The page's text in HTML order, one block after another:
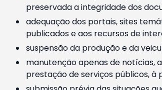
preservada a integridade dos
adequação dos portais, sites
publicados e aos recursos de
suspensão da produção e da
manutenção apenas de notícias,
prestação de serviços públicos,